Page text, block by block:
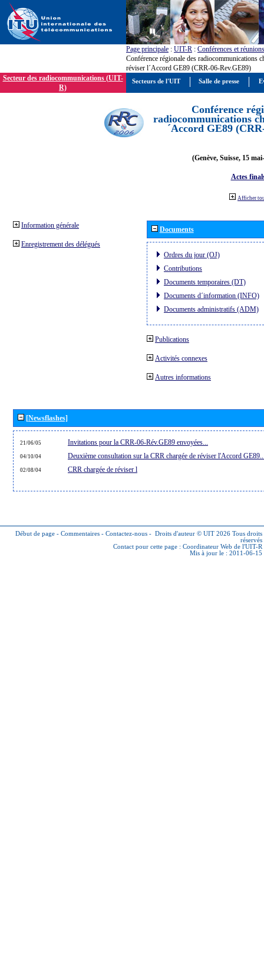
Page principale : UIT-R : Conférences et réunions
Conférence régionale des radiocommunications
réviser l´Accord GE89 (CRR-06-Rev.GE89)
Secteur des radiocommunications (UIT-
R)
Conférence
radiocommunications
´Accord GE89
(Genève, Suisse, 15
Actes
Afficher
Information générale
Enregistrement des délégués
Documents
Ordres du jour (OJ)
Contributions
Documents temporaires (DT)
Documents d´information (INFO)
Documents administratifs (ADM)
Publications
Activités connexes
Autres informations
[Newsflashes]
21/06/05 Invitations pour la CRR-06-Rév.GE89 envoyées...
04/10/04 Deuxième consultation sur la CRR chargée de réviser l'Accord
02/08/04 CRR chargée de réviser l
Début de page - Commentaires - Contactez-nous - Droits d'auteur © UIT 2026 Tous droits
réservés
Contact pour cette page : Coordinateur Web de l'UIT-R
Mis à jour le : 2011-06-15
Secteurs de l'UIT Salle de presse